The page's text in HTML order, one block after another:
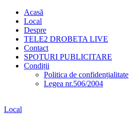
Acasă
Local
Despre
TELE2 DROBETA LIVE
Contact
SPOTURI PUBLICITARE
Condiții
Politica de confidențialitate
Legea nr.506/2004
Local